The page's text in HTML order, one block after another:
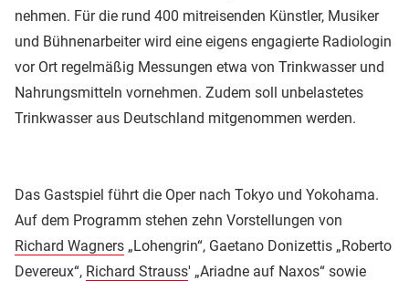
nehmen. Für die rund 400 mitreisenden Künstler, Musiker
und Bühnenarbeiter wird eine eigens engagierte Radiologin
vor Ort regelmäßig Messungen etwa von Trinkwasser und
Nahrungsmitteln vornehmen. Zudem soll unbelastetes
Trinkwasser aus Deutschland mitgenommen werden.
Das Gastspiel führt die Oper nach Tokyo und Yokohama.
Auf dem Programm stehen zehn Vorstellungen von
Richard Wagners „Lohengrin“, Gaetano Donizettis „Roberto
Devereux“, Richard Strauss' „Ariadne auf Naxos“ sowie